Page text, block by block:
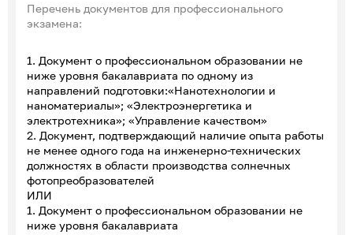
Перечень документов для профессионального
экзамена:
1. Документ о профессиональном образовании не
ниже уровня бакалавриата по одному из
направлений подготовки:«Нанотехнологии и
наноматериалы»; «Электроэнергетика и
электротехника»; «Управление качеством»
2. Документ, подтверждающий наличие опыта работы
не менее одного года на инженерно-технических
должностях в области производства солнечных
фотопреобразователей
ИЛИ
1. Документ о профессиональном образовании не
ниже уровня бакалавриата